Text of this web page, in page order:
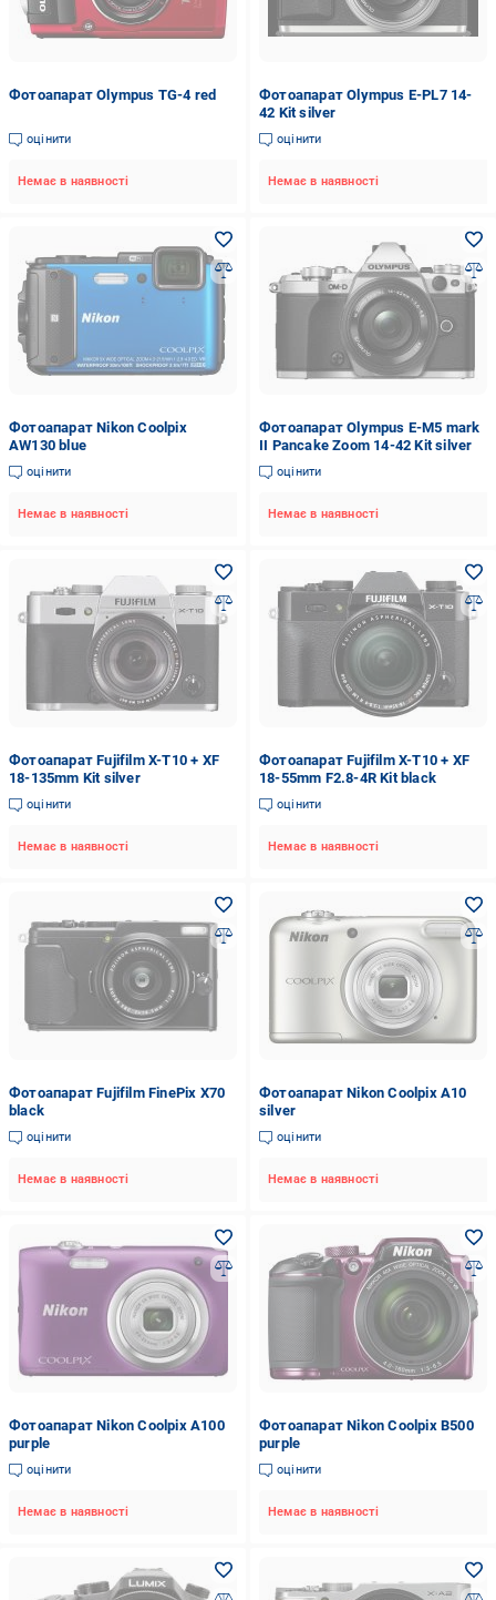
Фотоапарат Olympus TG-4 red
оцінити
Немає в наявності
Фотоапарат Olympus E-PL7 14-
42 Kit silver
оцінити
Немає в наявності
Фотоапарат Nikon Coolpix
AW130 blue
оцінити
Немає в наявності
Фотоапарат Olympus E-M5 mark
II Pancake Zoom 14-42 Kit silver
оцінити
Немає в наявності
Фотоапарат Fujifilm X-T10 + XF
18-135mm Kit silver
оцінити
Немає в наявності
Фотоапарат Fujifilm X-T10 + XF
18-55mm F2.8-4R Kit black
оцінити
Немає в наявності
Фотоапарат Fujifilm FinePix X70
black
оцінити
Немає в наявності
Фотоапарат Nikon Coolpix A10
silver
оцінити
Немає в наявності
Фотоапарат Nikon Coolpix A100
purple
оцінити
Немає в наявності
Фотоапарат Nikon Coolpix B500
purple
оцінити
Немає в наявності